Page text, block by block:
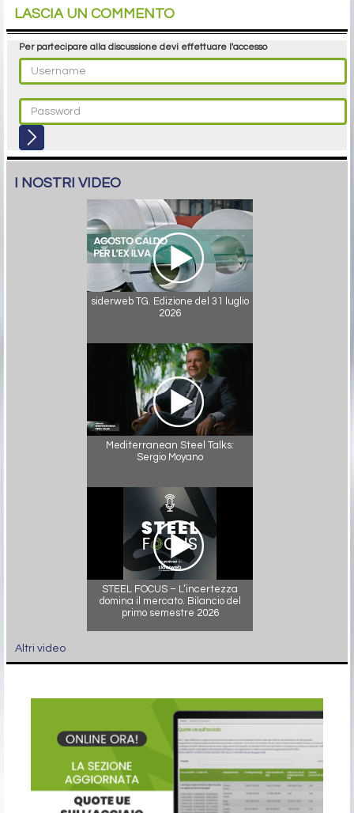
LASCIA UN COMMENTO
Per partecipare alla discussione devi effettuare l'accesso
I NOSTRI VIDEO
siderweb TG. Edizione del 31 luglio
2026
Mediterranean Steel Talks:
Sergio Moyano
STEEL FOCUS – L’incertezza
domina il mercato. Bilancio del
primo semestre 2026
Altri video